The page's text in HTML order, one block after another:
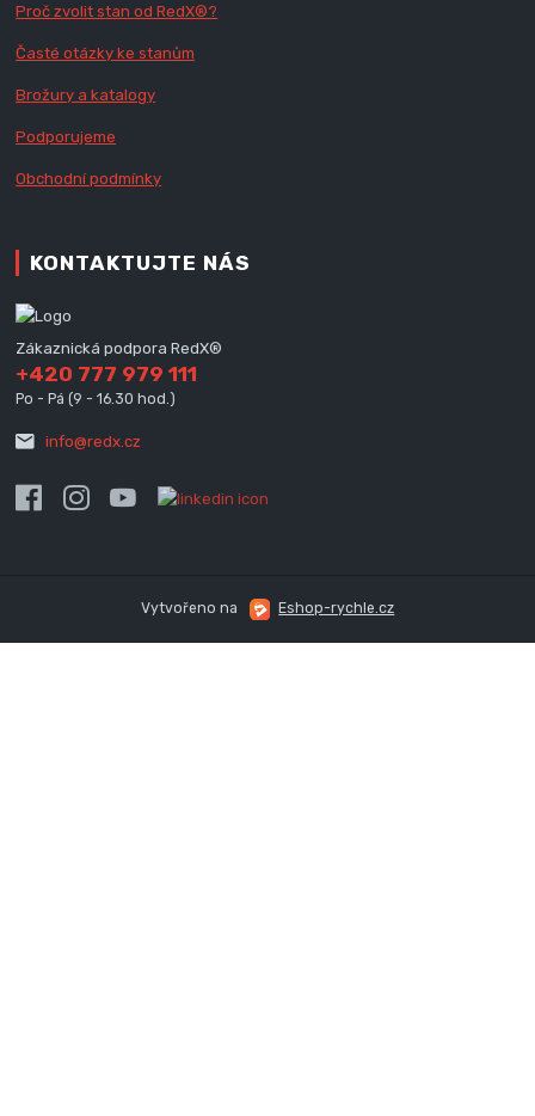
Proč zvolit stan od RedX®?
Časté otázky ke stanům
Brožury a katalogy
Podporujeme
Obchodní podmínky
KONTAKTUJTE NÁS
Zákaznická podpora RedX®
+420 777 979 111
Po - Pá (9 - 16.30 hod.)
info@redx.cz
Vytvořeno na Eshop-rychle.cz